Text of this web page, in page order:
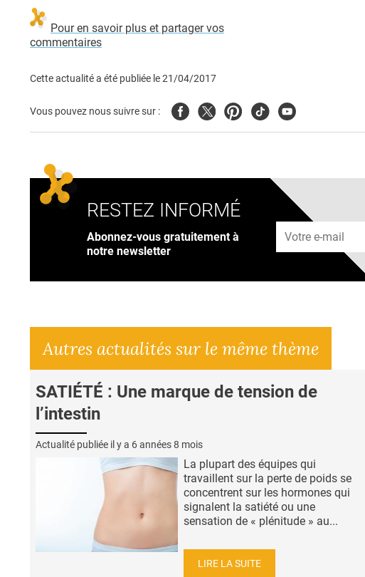
Pour en savoir plus et partager vos
commentaires
Cette actualité a été publiée le21/04/2017
Vous pouvez nous suivre sur : FacebookTwitterPinterest
TiktokYoutube
RESTEZ INFORMÉ
Abonnez-vous gratuitement à
notre newsletter
Adresse e-mail
Autres actualités sur le même thème
SATIÉTÉ : Une marque de tension de
l’intestin
Actualité publiée il y a 6 années 8 mois
La plupart des équipes qui
travaillent sur la perte de poids se
concentrent sur les hormones qui
signalent la satiété ou une
sensation de « plénitude » au...
LIRE LA SUITE